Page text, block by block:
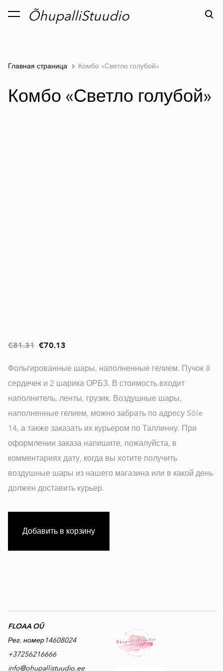
ÕhupalliStuudio
был добавлен в
корзину.
Просмотр корзины
Главная страница Комбо «Светло голубой»
Комбо «Светло голубой»
€81.31 €70.13
Фольгированные шары, наполненные гелием. Пучок 8
сердечек и 2 шарика ОРБЗ. В стоимость входит
наполнитель, ленты, грузик. Воздушные шары,
наполненные гелием, можно забрать по адресу Sõle
14, а также заказать их курьером по Таллинну. При
оформлении заказа напишите, пожалуйста, в
комментариях дату, когда вы хотите получить
воздушные шары из нашего магазина или в какой день
должен доставить курьер.
Добавить в корзину
FLOAA OÜ
Рег. номер14608024
+37256216666
info@ohupallistuudio.ee